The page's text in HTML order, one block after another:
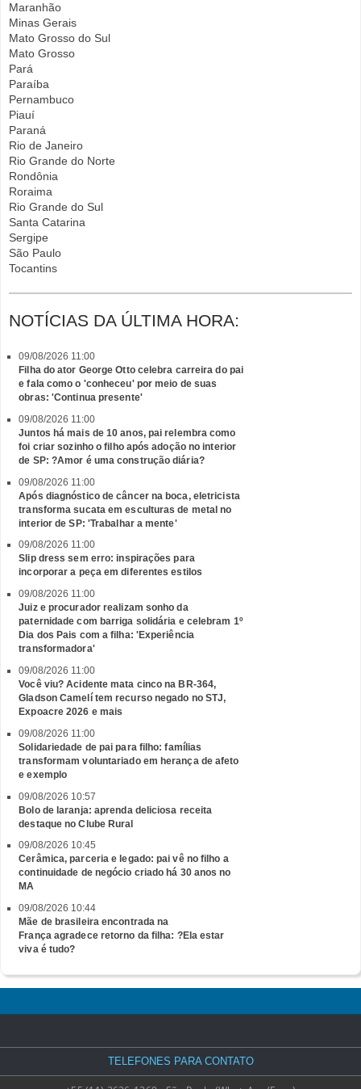
Maranhão
Minas Gerais
Mato Grosso do Sul
Mato Grosso
Pará
Paraíba
Pernambuco
Piauí
Paraná
Rio de Janeiro
Rio Grande do Norte
Rondônia
Roraima
Rio Grande do Sul
Santa Catarina
Sergipe
São Paulo
Tocantins
NOTÍCIAS DA ÚLTIMA HORA:
09/08/2026 11:00
Filha do ator George Otto celebra carreira do pai
e fala como o 'conheceu' por meio de suas
obras: 'Continua presente'
09/08/2026 11:00
Juntos há mais de 10 anos, pai relembra como
foi criar sozinho o filho após adoção no interior
de SP: ?Amor é uma construção diária?
09/08/2026 11:00
Após diagnóstico de câncer na boca, eletricista
transforma sucata em esculturas de metal no
interior de SP: 'Trabalhar a mente'
09/08/2026 11:00
Slip dress sem erro: inspirações para
incorporar a peça em diferentes estilos
09/08/2026 11:00
Juiz e procurador realizam sonho da
paternidade com barriga solidária e celebram 1º
Dia dos Pais com a filha: 'Experiência
transformadora'
09/08/2026 11:00
Você viu? Acidente mata cinco na BR-364,
Gladson Camelí tem recurso negado no STJ,
Expoacre 2026 e mais
09/08/2026 11:00
Solidariedade de pai para filho: famílias
transformam voluntariado em herança de afeto
e exemplo
09/08/2026 10:57
Bolo de laranja: aprenda deliciosa receita
destaque no Clube Rural
09/08/2026 10:45
Cerâmica, parceria e legado: pai vê no filho a
continuidade de negócio criado há 30 anos no
MA
09/08/2026 10:44
Mãe de brasileira encontrada na
França agradece retorno da filha: ?Ela estar
viva é tudo?
TELEFONES PARA CONTATO